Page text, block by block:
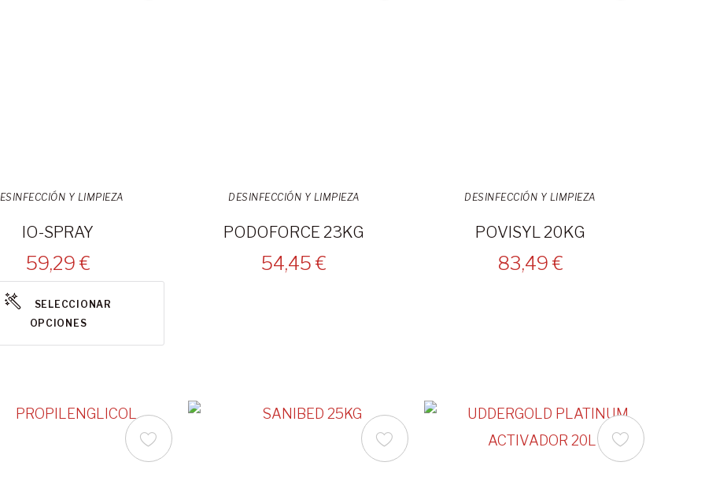
Y LIMPIEZA
IO-SPRAY
59,29 €
SELECCIONAR
OPCIONES
DESINFECCIÓN Y LIMPIEZA
PODOFORCE 23KG
54,45 €
DESINFECCIÓN Y LIMPIEZA
POVISYL 20KG
83,49 €